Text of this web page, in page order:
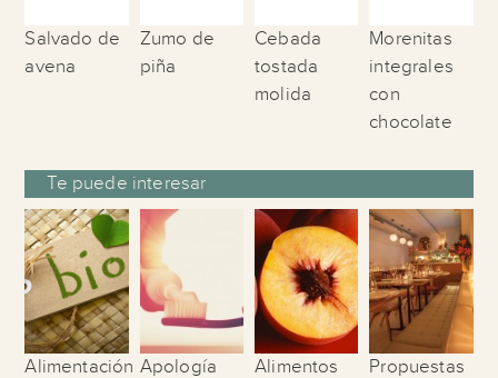
Salvado de
avena
Zumo de
piña
Cebada
tostada
molida
Morenitas
integrales
con
chocolate
Te puede interesar
Alimentación Apología
Alimentos
Propuestas